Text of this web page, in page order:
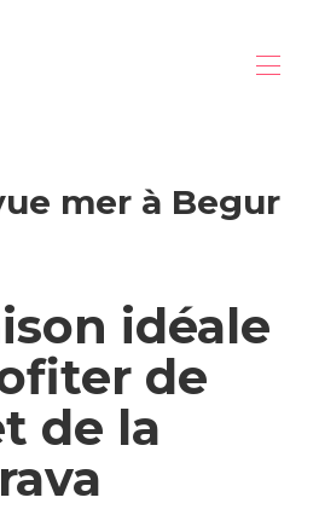
Descripció
Galeria
judici
Contacte
mer-begur
mer-begur (1)
mer-begur (2)
mer à Begur
idéale
de
de la